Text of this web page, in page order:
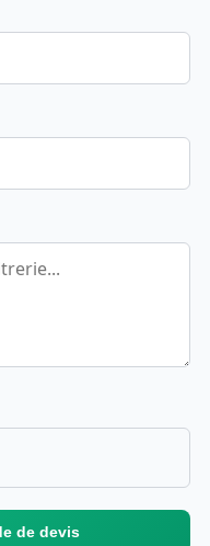
de devis